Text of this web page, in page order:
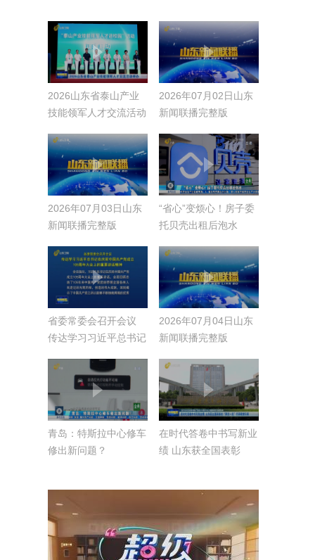
2026山东省泰山产业
技能领军人才交流活动
2026年07月02日山东
新闻联播完整版
2026年07月03日山东
新闻联播完整版
“省心”变烦心！房子委
托贝壳出租后泡水
省委常委会召开会议
传达学习习近平总书记
105周年大会上的重要
讲话精神
2026年07月04日山东
新闻联播完整版
青岛：特斯拉中心修车
修出新问题？
在时代答卷中书写新业
绩 山东获全国表彰
庆祝中国共产党成立
105周年大会上的重要
讲话引发热烈反响】